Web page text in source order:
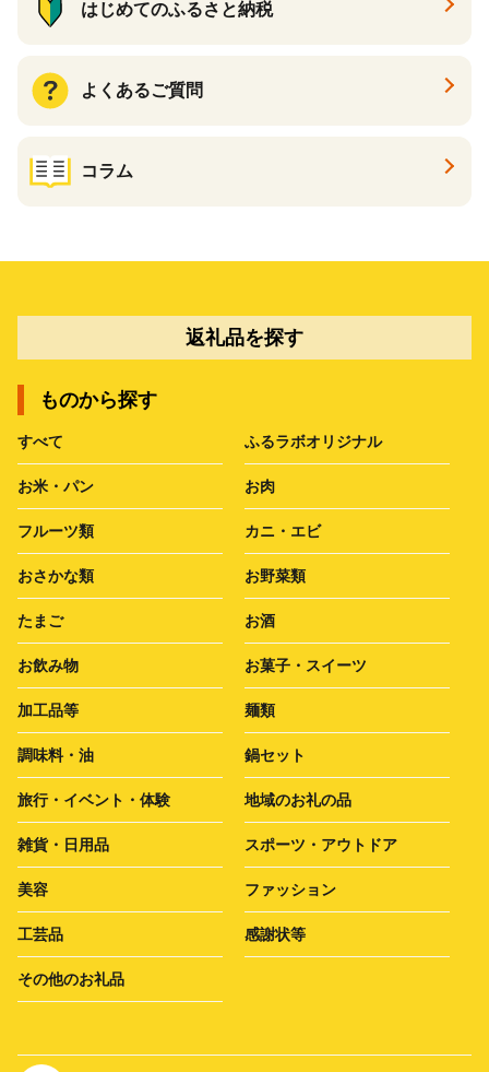
はじめてのふるさと納税
よくあるご質問
コラム
返礼品を探す
ものから探す
すべて ふるラボオリジナル
お米・パン お肉
フルーツ類 カニ・エビ
おさかな類 お野菜類
たまご お酒
お飲み物 お菓子・スイーツ
加工品等 麺類
調味料・油 鍋セット
旅行・イベント・体験 地域のお礼の品
雑貨・日用品 スポーツ・アウトドア
美容 ファッション
工芸品 感謝状等
その他のお礼品